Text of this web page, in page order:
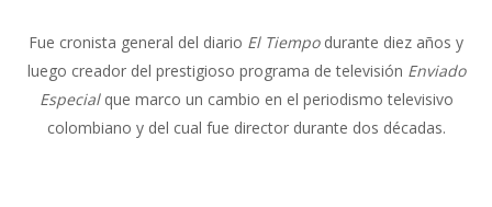
Fue cronista general del diario El Tiempodurante diez años y
luego creador del prestigioso programa de televisión Enviado
Especialque marco un cambio en el periodismo televisivo
colombiano y del cual fue director durante dos décadas.